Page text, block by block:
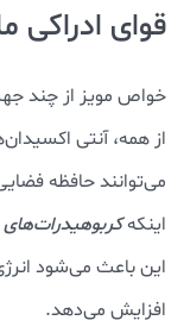
قوای ادراکی
خواص مویز از چند
از همه، آنتی
می‌توانند حافظه
اینکهکربوهیدرات‌های
این باعث می‌شود
افزایش می‌دهد.